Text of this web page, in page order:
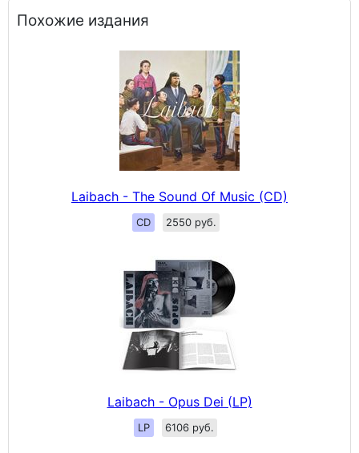
Похожие издания
Laibach - The Sound Of Music (CD)
CD 2550 руб.
Laibach - Opus Dei (LP)
LP 6106 руб.